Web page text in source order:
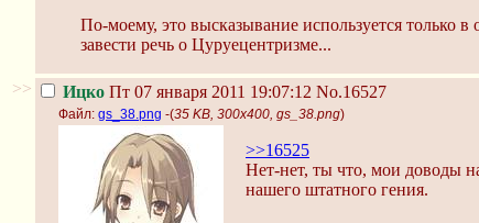
По-моему, это высказывание используется только
завести речь о Цуруецентризме...
>> Ицко Пт 07 января 2011 19:07:12 No.16527
Файл: gs_38.png -(35 KB, 300x400, gs_38.png)
>>16525
Нет-нет, ты что, мои доводы
нашего штатного гения.